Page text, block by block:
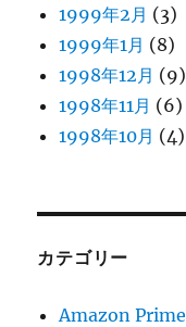
1999年2月 (3)
1999年1月 (8)
1998年12月 (9)
1998年11月 (6)
1998年10月 (4)
カテゴリー
Amazon Prime